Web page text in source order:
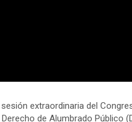
extraordinaria del
de Alumbrado Público